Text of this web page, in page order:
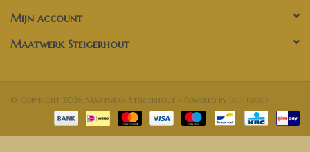
Mijn account
Maatwerk Steigerhout
© Copyright 2026 Maatwerk Steigerhout - Powered by Lightspeed